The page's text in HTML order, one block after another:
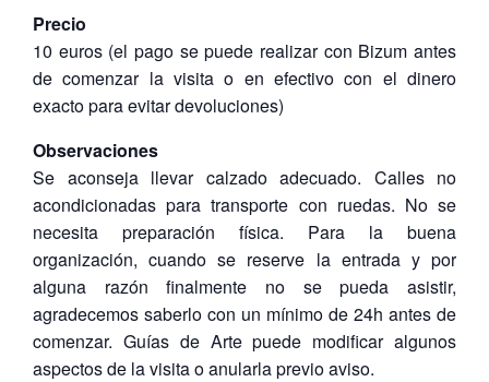
Precio
10 euros (el pago se puede realizar con Bizum antes
de comenzar la visita o en efectivo con el dinero
exacto para evitar devoluciones)
Observaciones
Se aconseja llevar calzado adecuado. Calles no
acondicionadas para transporte con ruedas. No se
necesita preparación física. Para la buena
organización, cuando se reserve la entrada y por
alguna razón finalmente no se pueda asistir,
agradecemos saberlo con un mínimo de 24h antes de
comenzar. Guías de Arte puede modificar algunos
aspectos de la visita o anularla previo aviso.